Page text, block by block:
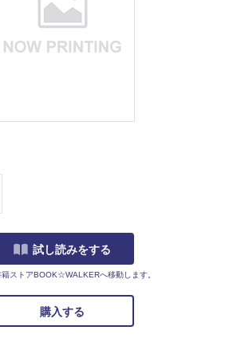
試し読みをする
ストアBOOK☆WALKERへ移動します。
購入する